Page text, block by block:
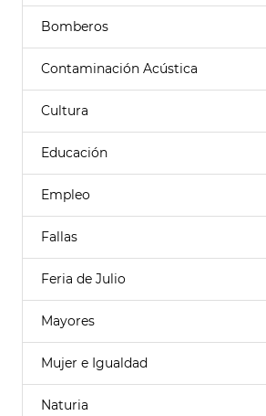
Bomberos
Contaminación Acústica
Cultura
Educación
Empleo
Fallas
Feria de Julio
Mayores
Mujer e Igualdad
Naturia